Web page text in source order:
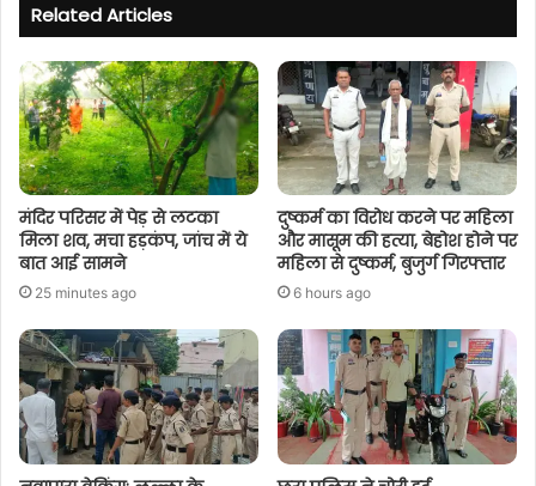
Related Articles
मंदिर परिसर में पेड़ से लटका
मिला शव, मचा हड़कंप, जांच में ये
बात आई सामने
25 minutes ago
दुष्कर्म का विरोध करने पर महिला
और मासूम की हत्या, बेहोश होने पर
महिला से दुष्कर्म, बुजुर्ग गिरफ्तार
6 hours ago